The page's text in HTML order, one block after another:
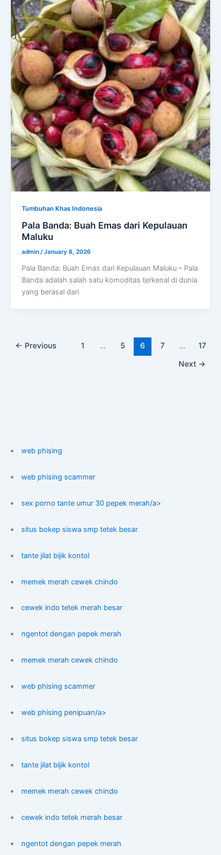
Tumbuhan Khas Indonesia
Pala Banda: Buah Emas dari Kepulauan
Maluku
admin/January 8, 2026
Pala Banda: Buah Emas dari Kepulauan Maluku – Pala
Banda adalah salah satu komoditas terkenal di dunia
yang berasal dari
← Previous 1 … 5 6 7 …
17
Next →
web phising
web phising scammer
sex porno tante umur 30 pepek merah/a>
situs bokep siswa smp tetek besar
tante jilat bijik kontol
memek merah cewek chindo
cewek indo tetek merah besar
ngentot dengan pepek merah
memek merah cewek chindo
web phising scammer
web phising penipuan/a>
situs bokep siswa smp tetek besar
tante jilat bijik kontol
memek merah cewek chindo
cewek indo tetek merah besar
ngentot dengan pepek merah